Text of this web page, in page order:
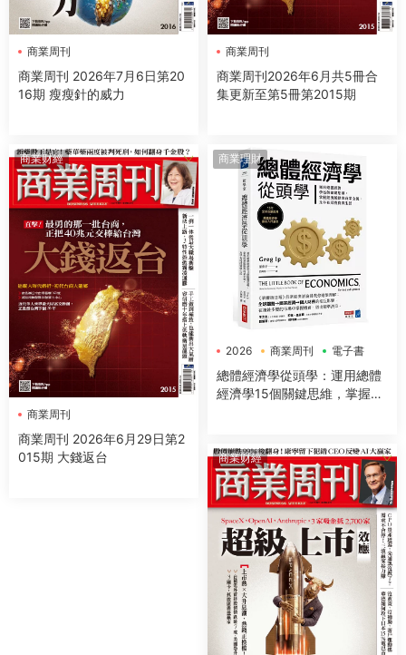
商業周刊
商業周刊 2026年7月6日第20
16期 瘦瘦針的威力
商業周刊
商業周刊2026年6月共5冊合
集更新至第5冊第2015期
商業财經
商業周刊
商業周刊 2026年6月29日第2
015期 大錢返台
商業理財
2026 商業周刊 電子書
總體經濟學從頭學：運用總體
經濟學15個關鍵思維，掌握經
商業财經